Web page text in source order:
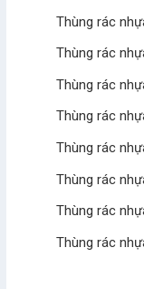
Thùng rác
Thùng rác
Thùng rác
Thùng rác
Thùng rác
Thùng rác
Thùng rác
Thùng rác